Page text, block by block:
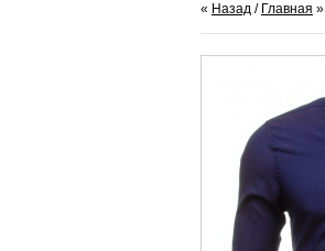
« Назад / Главная »